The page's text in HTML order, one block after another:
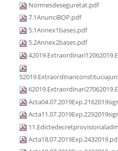
Normesdeseguretat.pdf
7.1AnunciBOP.pdf
5.1Annex1bases.pdf
5.2Annex2bases.pdf